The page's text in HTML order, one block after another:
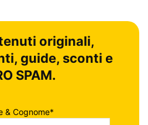
originali,
guide, sconti e
SPAM.
& Cognome*